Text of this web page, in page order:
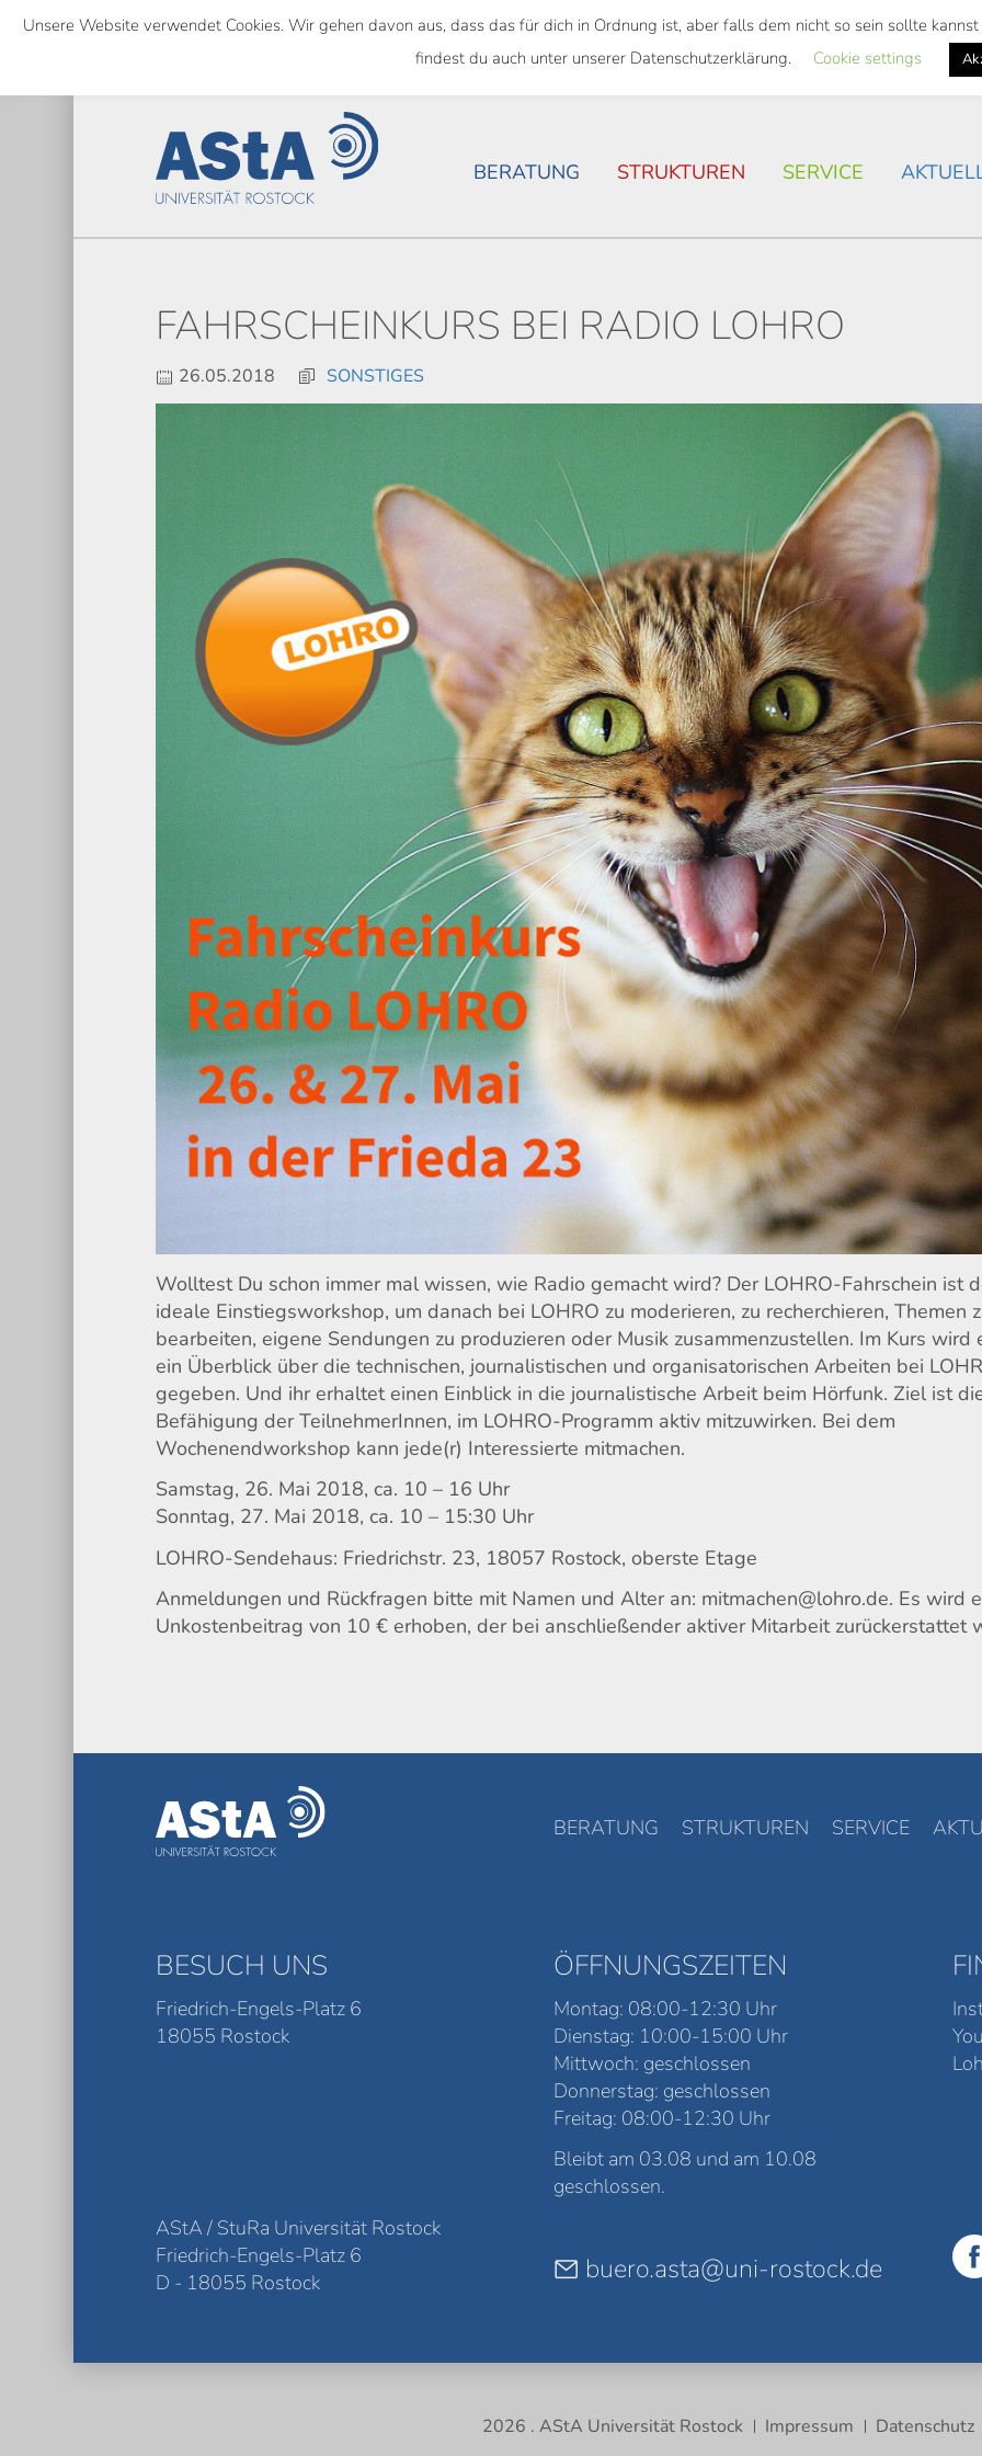
Skip
content
SEMESTERTICKET ALS BUNDESWEITES TICKET
BERATUNG STRUKTUREN SERVICE
FAHRSCHEINKURS BEI RADIO LOHRO
26.05.2018 SONSTIGES
Wolltest Du schon immer mal wissen, wie Radio gemacht wird? Der LOHRO-Fahrschein ist
ideale Einstiegsworkshop, um danach bei LOHRO zu moderieren, zu recherchieren, Themen
bearbeiten, eigene Sendungen zu produzieren oder Musik zusammenzustellen. Im Kurs wird
ein Überblick über die technischen, journalistischen und organisatorischen Arbeiten bei
gegeben. Und ihr erhaltet einen Einblick in die journalistische Arbeit beim Hörfunk. Ziel ist
Befähigung der TeilnehmerInnen, im LOHRO-Programm aktiv mitzuwirken. Bei dem
Wochenendworkshop kann jede(r) Interessierte mitmachen.
Samstag, 26. Mai 2018, ca. 10 – 16 Uhr
Sonntag, 27. Mai 2018, ca. 10 – 15:30 Uhr
LOHRO-Sendehaus: Friedrichstr. 23, 18057 Rostock, oberste Etage
Anmeldungen und Rückfragen bitte mit Namen und Alter an: mitmachen@lohro.de. Es wird
Unkostenbeitrag von 10 € erhoben, der bei anschließender aktiver Mitarbeit zurückerstattet
BERATUNG STRUKTUREN SERVICE
BESUCH UNS
Friedrich-Engels-Platz 6
18055 Rostock
ÖFFNUNGSZEITEN
Montag: 08:00-12:30 Uhr
Dienstag: 10:00-15:00 Uhr
Mittwoch: geschlossen
Donnerstag: geschlossen
Freitag: 08:00-12:30 Uhr
Bleibt am 03.08 und am 10.08
geschlossen.
AStA / StuRa Universität Rostock
Friedrich-Engels-Platz 6
D - 18055 Rostock
buero.asta@uni-rostock.de
2026 . AStA Universität Rostock Impressum Datenschutz
Unsere Website verwendet Cookies. Wir gehen davon aus, dass das für dich in Ordnung ist, aber falls dem nicht so sein sollte
findest du auch unter unserer Datenschutzerklärung.
Cookie settings